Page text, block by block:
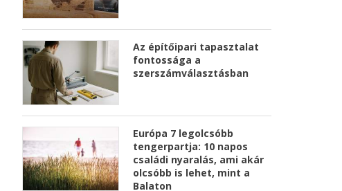
Az építőipari tapasztalat
fontossága a
szerszámválasztásban
Európa 7 legolcsóbb
tengerpartja: 10 napos
családi nyaralás, ami akár
olcsóbb is lehet, mint a
Balaton